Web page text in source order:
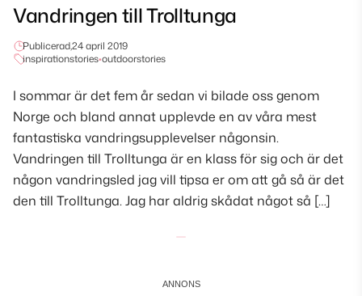
Vandringen till Trolltunga
Publicerad,24 april 2019
inspirationstories•outdoorstories
I sommar är det fem år sedan vi bilade oss genom
Norge och bland annat upplevde en av våra mest
fantastiska vandringsupplevelser någonsin.
Vandringen till Trolltunga är en klass för sig och är det
någon vandringsled jag vill tipsa er om att gå så är det
den till Trolltunga. Jag har aldrig skådat något så […]